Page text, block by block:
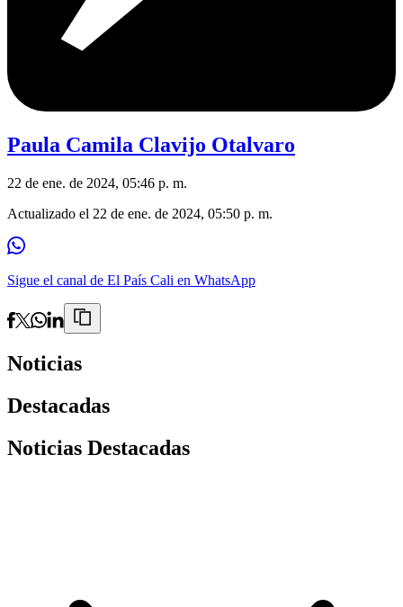
Paula Camila Clavijo Otalvaro
22 de ene. de 2024, 05:46 p. m.
Actualizado el 22 de ene. de 2024, 05:50 p. m.
Sigue el canal de El País Cali en WhatsApp
Noticias
Destacadas
Noticias Destacadas